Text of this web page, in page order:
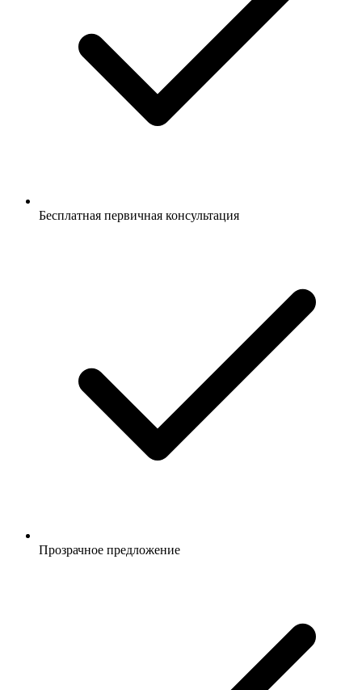
Бесплатная первичная консультация
Прозрачное предложение